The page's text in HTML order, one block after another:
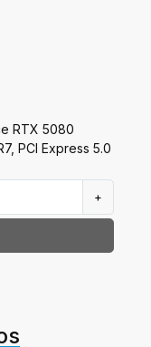
RTX 5080
PCI Express 5.0
+